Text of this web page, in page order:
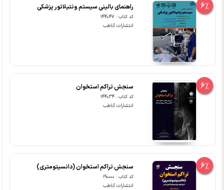
6% راهنمای بالینی سیستم ونتیلاتور پزشکی
کد کتاب : 144047
انتشارات آناطب
6% سنجش تراکم استخوان
کد کتاب : 144034
انتشارات آناطب
6% سنجش تراکم استخوان (دانسیتومتری)
کد کتاب : 190000
انتشارات آناطب